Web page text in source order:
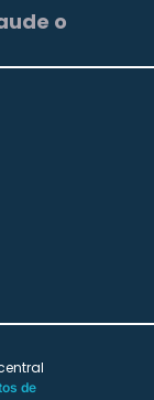
o
de